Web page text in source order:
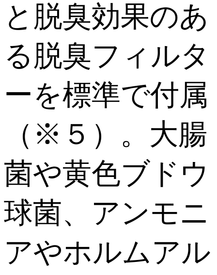
と脱臭効果のあ
る脱臭フィルタ
ーを標準で付属
（※５）。大腸
菌や黄色ブドウ
球菌、アンモニ
アやホルムアル